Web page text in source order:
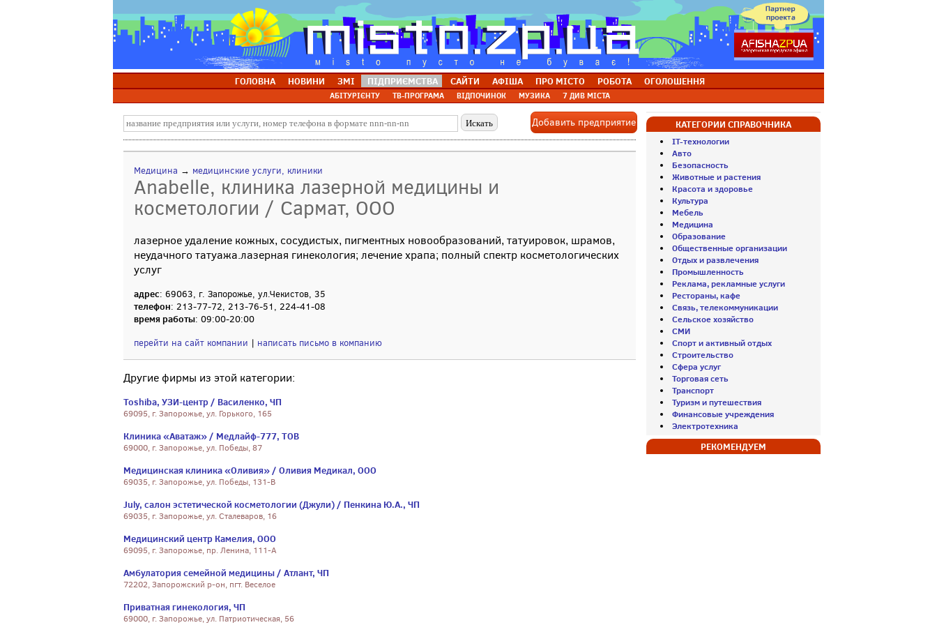
ГОЛОВНА НОВИНИ ЗМІ ПІДПРИЄМСТВА САЙТИ АФІША ПРО МІСТО РОБОТА ОГОЛОШЕННЯ
АБІТУРІЄНТУ ТВ-ПРОГРАМА ВІДПОЧИНОК МУЗИКА 7 ДИВ МІСТА
Добавить предприятие
Медицина → медицинские услуги, клиники
Anabelle, клиника лазерной медицины и
косметологии / Сармат, ООО
лазерное удаление кожных, сосудистых, пигментных новообразований, татуировок, шрамов,
неудачного татуажа.лазерная гинекология; лечение храпа; полный спектр косметологических
услуг
адрес: 69063, г. Запорожье, ул.Чекистов, 35
телефон: 213-77-72, 213-76-51, 224-41-08
время работы: 09:00-20:00
перейти на сайт компании | написать письмо в компанию
Другие фирмы из этой категории:
Toshiba, УЗИ-центр / Василенко, ЧП
69095, г. Запорожье, ул. Горького, 165
Клиника «Аватаж» / Медлайф-777, ТОВ
69000, г. Запорожье, ул. Победы, 87
Медицинская клиника «Оливия» / Оливия Медикал, ООО
69035, г. Запорожье, ул. Победы, 131-В
July, салон эстетической косметологии (Джули) / Пенкина Ю.А., ЧП
69035, г. Запорожье, ул. Сталеваров, 16
Медицинский центр Камелия, ООО
69095, г. Запорожье, пр. Ленина, 111-А
Амбулатория семейной медицины / Атлант, ЧП
72202, Запорожский р-он, пгт. Веселое
Приватная гинекология, ЧП
69000, г. Запорожье, ул. Патриотическая, 56
КАТЕГОРИИ СПРАВОЧНИКА
IT-технологии
Авто
Безопасность
Животные и растения
Красота и здоровье
Культура
Мебель
Медицина
Образование
Общественные организации
Отдых и развлечения
Промышленность
Реклама, рекламные услуги
Рестораны, кафе
Связь, телекоммуникации
Сельское хозяйство
СМИ
Спорт и активный отдых
Строительство
Сфера услуг
Торговая сеть
Транспорт
Туризм и путешествия
Финансовые учреждения
Электротехника
РЕКОМЕНДУЕМ